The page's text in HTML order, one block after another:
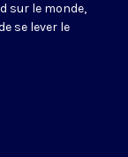
sur le monde,
se lever le